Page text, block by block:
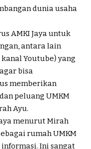
dunia usaha
AMKI Jaya untuk
antara lain
Youtube) yang
bisa
memberikan
peluang UMKM
Ayu.
menurut Mirah
rumah UMKM
informasi. Ini sangat